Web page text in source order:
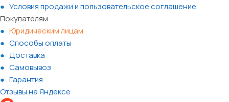
Условия продажи и пользовательское соглашение
Покупателям
Юридическим лицам
Способы оплаты
Доставка
Самовывоз
Гарантия
Отзывы на Яндексе